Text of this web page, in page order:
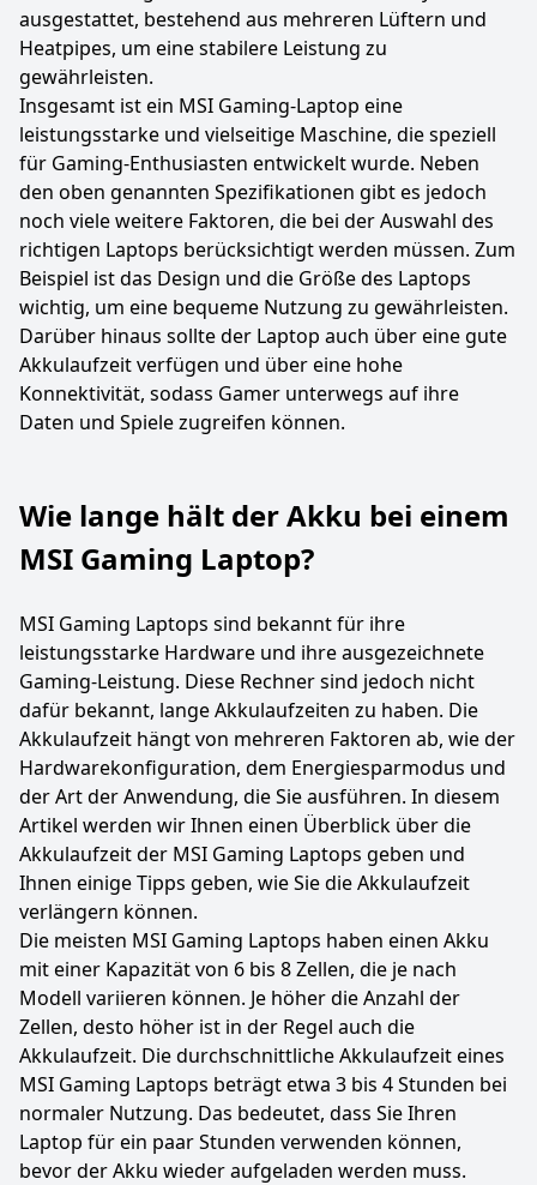
ausgestattet, bestehend aus mehreren Lüftern und
Heatpipes, um eine stabilere Leistung zu
gewährleisten.
Insgesamt ist ein MSI Gaming-Laptop eine
leistungsstarke und vielseitige Maschine, die speziell
für Gaming-Enthusiasten entwickelt wurde. Neben
den oben genannten Spezifikationen gibt es jedoch
noch viele weitere Faktoren, die bei der Auswahl des
richtigen Laptops berücksichtigt werden müssen. Zum
Beispiel ist das Design und die Größe des Laptops
wichtig, um eine bequeme Nutzung zu gewährleisten.
Darüber hinaus sollte der Laptop auch über eine gute
Akkulaufzeit verfügen und über eine hohe
Konnektivität, sodass Gamer unterwegs auf ihre
Daten und Spiele zugreifen können.
Wie lange hält der Akku bei einem
MSI Gaming Laptop?
MSI Gaming Laptops sind bekannt für ihre
leistungsstarke Hardware und ihre ausgezeichnete
Gaming-Leistung. Diese Rechner sind jedoch nicht
dafür bekannt, lange Akkulaufzeiten zu haben. Die
Akkulaufzeit hängt von mehreren Faktoren ab, wie der
Hardwarekonfiguration, dem Energiesparmodus und
der Art der Anwendung, die Sie ausführen. In diesem
Artikel werden wir Ihnen einen Überblick über die
Akkulaufzeit der MSI Gaming Laptops geben und
Ihnen einige Tipps geben, wie Sie die Akkulaufzeit
verlängern können.
Die meisten MSI Gaming Laptops haben einen Akku
mit einer Kapazität von 6 bis 8 Zellen, die je nach
Modell variieren können. Je höher die Anzahl der
Zellen, desto höher ist in der Regel auch die
Akkulaufzeit. Die durchschnittliche Akkulaufzeit eines
MSI Gaming Laptops beträgt etwa 3 bis 4 Stunden bei
normaler Nutzung. Das bedeutet, dass Sie Ihren
Laptop für ein paar Stunden verwenden können,
bevor der Akku wieder aufgeladen werden muss.